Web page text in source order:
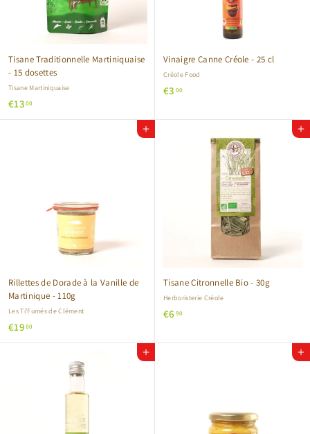
Tisane Traditionnelle Martiniquaise
- 15 dosettes
Tisane Martiniquaise
€1300€
1
Vinaigre Canne Créole - 25 cl
Créole Food
€3 00€
,
Ajouter au panier
Rillettes de Dorade à la Vanille de
Martinique - 110g
Les Ti'Fumés de Clément
€1980€
1
Ajouter au panier
Tisane Citronnelle Bio - 30g
Herboristerie Créole
€6 90€
,
Ajouter au panier Ajouter au panier